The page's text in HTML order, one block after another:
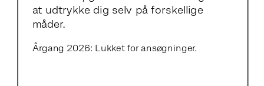
at udtrykke dig selv på forskellige
måder.
Årgang 2026: Lukket for ansøgninger.